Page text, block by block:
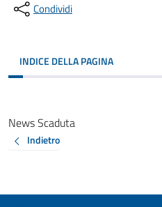
Condividi
INDICE DELLA PAGINA
News Scaduta
Indietro